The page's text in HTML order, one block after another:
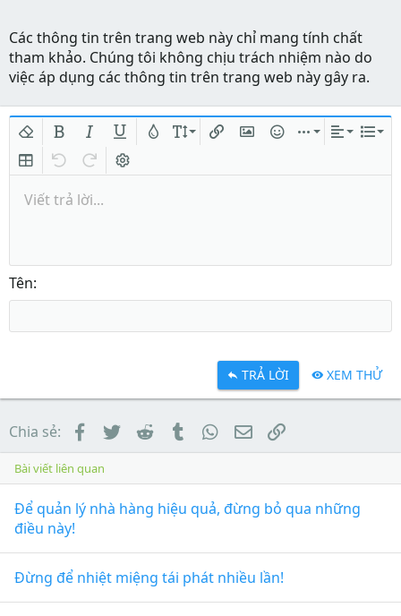
Các thông tin trên trang web này chỉ mang tính chất
tham khảo. Chúng tôi không chịu trách nhiệm nào do
việc áp dụng các thông tin trên trang web này gây ra.
Xóa định dạng
In đậmIn nghiêngGạch chân
Insert table
Quay lạiLàm lại
Viết trả lời...
Tên
TRẢ LỜI XEM THỬ
Chia sẻ: Facebook
TwitterReddit Tumblr WhatsApp
EmailLink
Bài viết liên quan
Để quản lý nhà hàng hiệu quả, đừng bỏ qua những
điều này!
Đừng để nhiệt miệng tái phát nhiều lần!